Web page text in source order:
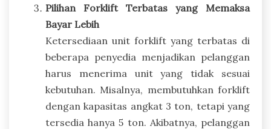
Pilihan Forklift Terbatas yang Memaksa
Bayar Lebih
Ketersediaan unit forklift yang terbatas di
beberapa penyedia menjadikan pelanggan
harus menerima unit yang tidak sesuai
kebutuhan. Misalnya, membutuhkan forklift
dengan kapasitas angkat 3 ton, tetapi yang
tersedia hanya 5 ton. Akibatnya, pelanggan